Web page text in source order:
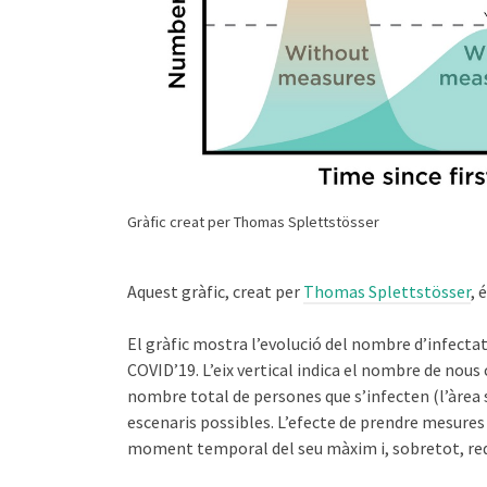
Gràfic creat per Thomas Splettstösser
Aquest gràfic, creat per Thomas Splettstösser,
El gràfic mostra l’evolució del nombre
COVID’19. L’eix vertical indica el nombre de
nombre total de persones que s’infecten
escenaris possibles. L’efecte de prendre
moment temporal del seu màxim i, sobretot,